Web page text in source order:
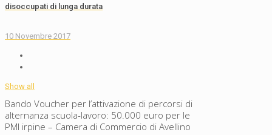
disoccupati di lunga durata
10 Novembre 2017
Show all
Bando Voucher per l’attivazione di percorsi di
alternanza scuola-lavoro: 50.000 euro per le
PMI irpine – Camera di Commercio di Avellino